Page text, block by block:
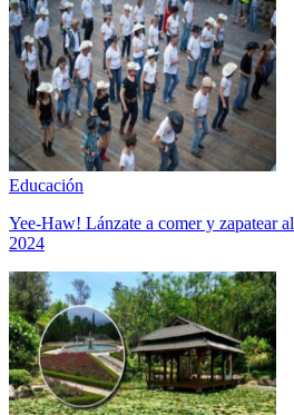
Educación
Yee-Haw! Lánzate a comer y zapatear al
2024